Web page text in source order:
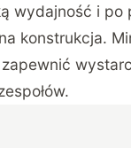
wydajność i po
konstrukcja.